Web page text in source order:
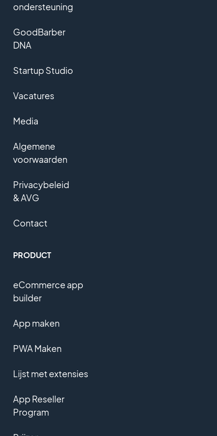
ondersteuning
GoodBarber
DNA
Startup Studio
Vacatures
Media
Algemene
voorwaarden
Privacybeleid
& AVG
Contact
PRODUCT
eCommerce app
builder
App maken
PWA Maken
Lijst met extensies
App Reseller
Program